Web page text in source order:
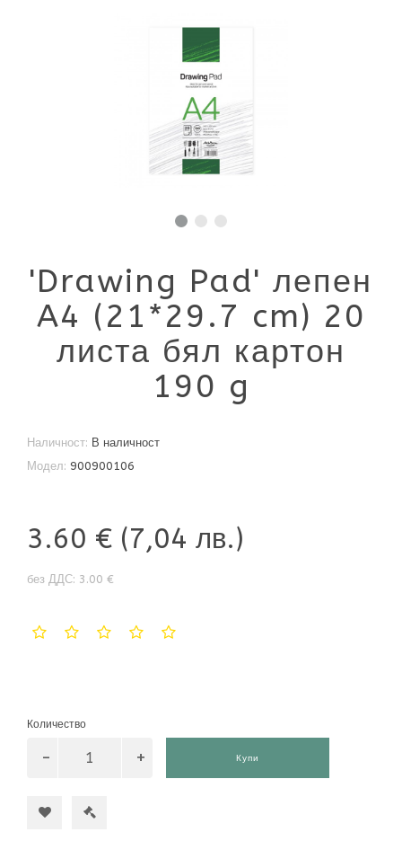
'Drawing Pad' лепен
A4 (21*29.7 cm) 20
листа бял картон
190 g
Наличност: В наличност
Модел: 900900106
3.60 € (7,04 лв.)
без ДДС: 3.00 €
Количество
Купи